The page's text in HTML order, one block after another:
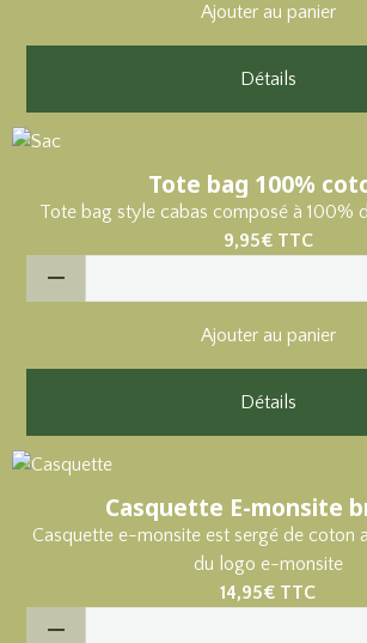
Ajouter au panier
Détails
Tote bag 100%
Tote bag style cabas composé à 100%
9,95€ TTC
Ajouter au panier
Détails
Casquette E-monsite
Casquette e-monsite est sergé de coton
du logo e-monsite
14,95€ TTC